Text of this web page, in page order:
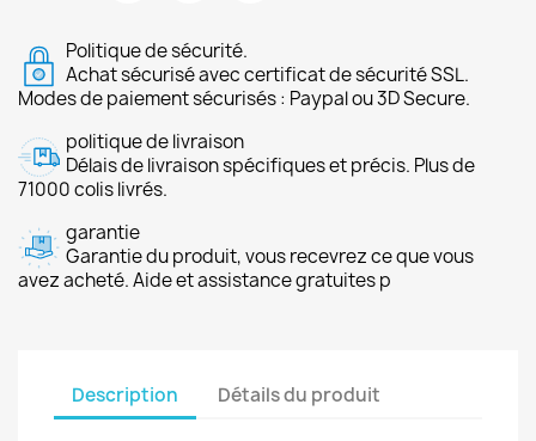
Politique de sécurité.
Achat sécurisé avec certificat de sécurité SSL.
Modes de paiement sécurisés : Paypal ou 3D Secure.
politique de livraison
Délais de livraison spécifiques et précis. Plus de
71000 colis livrés.
garantie
Garantie du produit, vous recevrez ce que vous
avez acheté. Aide et assistance gratuites p
Description Détails du produit